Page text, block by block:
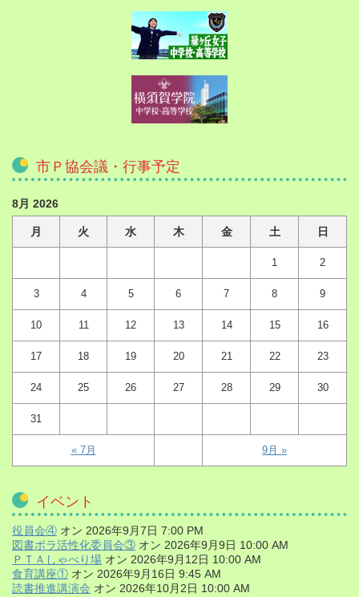
市Ｐ協会議・行事予定
8月 2026
月 火 水 木 金 土 日
1 2
3 4 5 6 7 8 9
10 11 12 13 14 15 16
17 18 19 20 21 22 23
24 25 26 27 28 29 30
31
« 7月 9月 »
イベント
役員会④ オン 2026年9月7日 7:00 PM
図書ボラ活性化委員会③ オン 2026年9月9日 10:00 AM
ＰＴＡしゃべり場 オン 2026年9月12日 10:00 AM
食育講座① オン 2026年9月16日 9:45 AM
読書推進講演会 オン 2026年10月2日 10:00 AM